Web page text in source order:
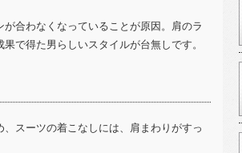
合わなくなっていることが原因。肩のラ
で得た男らしいスタイルが台無しです。
スーツの着こなしには、肩まわりがすっ